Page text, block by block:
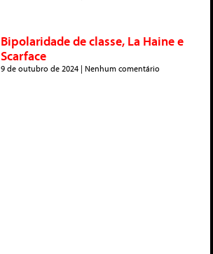
Bipolaridade de classe, La Haine e
Scarface
9 de outubro de 2024 Nenhum comentário